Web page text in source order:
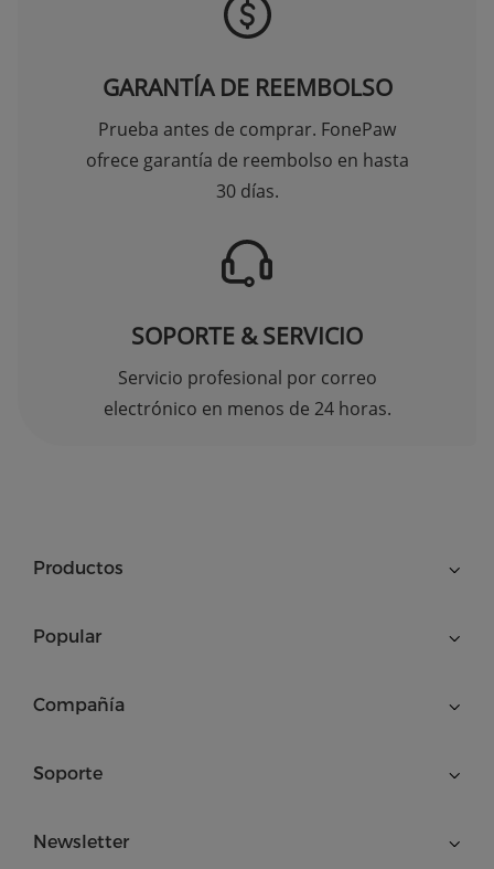
GARANTÍA DE REEMBOLSO
Prueba antes de comprar. FonePaw
ofrece garantía de reembolso en hasta
30 días.
SOPORTE & SERVICIO
Servicio profesional por correo
electrónico en menos de 24 horas.
Productos
Popular
Compañía
Soporte
Newsletter